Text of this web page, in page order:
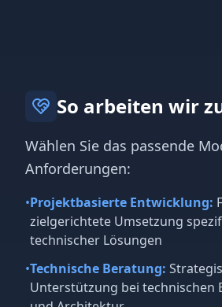
So arbeiten wir
Wählen Sie das passende
Anforderungen:
•Projektbasierte Entwicklung:
zielgerichtete Umsetzung
technischer Lösungen
•Technische Beratung:
Unterstützung bei technischen